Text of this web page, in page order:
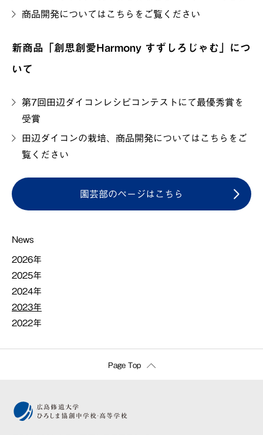
商品開発についてはこちらをご覧ください
新商品「創思創愛Harmony すずしろじゃむ」につ
いて
第7回田辺ダイコンレシピコンテストにて最優秀賞を
受賞
田辺ダイコンの栽培、商品開発についてはこちらをご
覧ください
園芸部のページはこちら
News
2026年
2025年
2024年
2023年
2022年
Page Top